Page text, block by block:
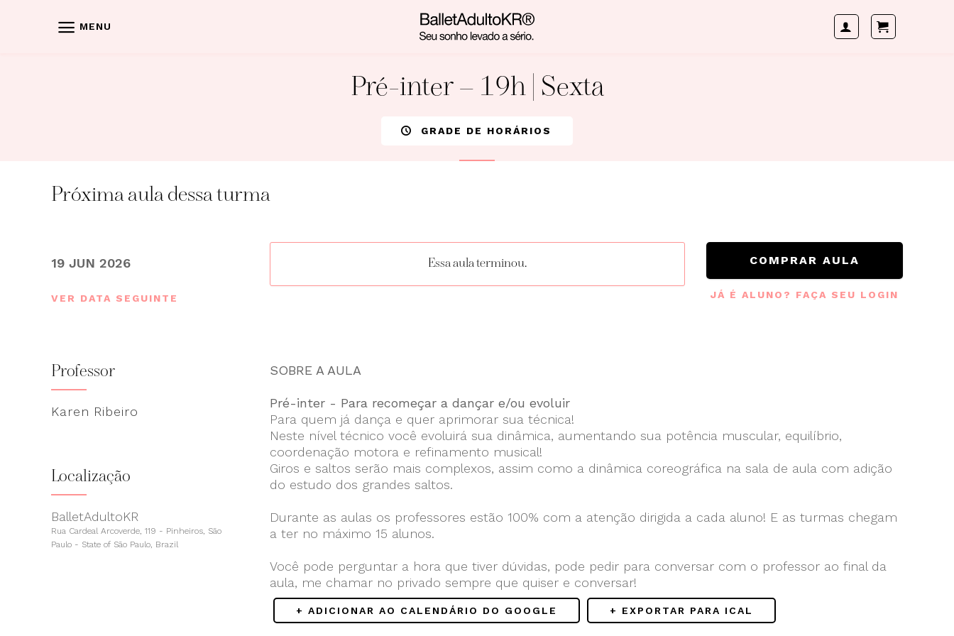
MENU
Pré-inter – 19h | Sexta
GRADE DE HORÁRIOS
Próxima aula dessa turma
19 JUN 2026
VER DATA SEGUINTE
Essa aula terminou. COMPRAR AULA
JÁ É ALUNO? FAÇA SEU LOGIN
Professor
Karen Ribeiro
Localização
BalletAdultoKR
Rua Cardeal Arcoverde, 119 - Pinheiros, São
Paulo - State of São Paulo, Brazil
SOBRE A AULA
Pré-inter - Para recomeçar a dançar e/ou evoluir
Para quem já dança e quer aprimorar sua técnica!
Neste nível técnico você evoluirá sua dinâmica, aumentando sua potência muscular, equilíbrio,
coordenação motora e refinamento musical!
Giros e saltos serão mais complexos, assim como a dinâmica coreográfica na sala de aula com adição
do estudo dos grandes saltos.
Durante as aulas os professores estão 100% com a atenção dirigida a cada aluno! E as turmas chegam
a ter no máximo 15 alunos.
Você pode perguntar a hora que tiver dúvidas, pode pedir para conversar com o professor ao final da
aula, me chamar no privado sempre que quiser e conversar!
+ ADICIONAR AO CALENDÁRIO DO GOOGLE + EXPORTAR PARA ICAL